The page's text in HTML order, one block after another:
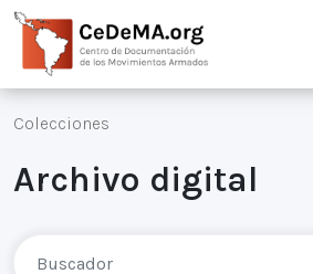
Colecciones
Archivo digital